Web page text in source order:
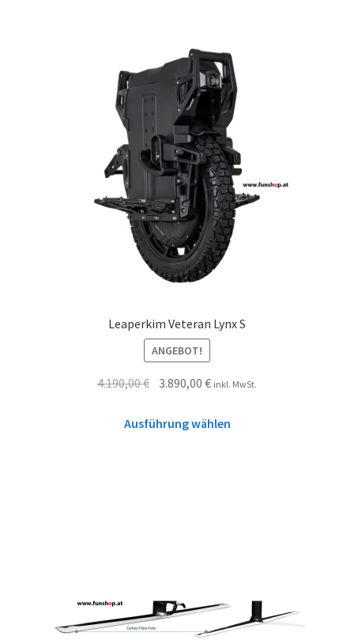
Leaperkim Veteran Lynx S
ANGEBOT!
4.190,00€ 3.890,00€ inkl. MwSt.
Ausführung wählen